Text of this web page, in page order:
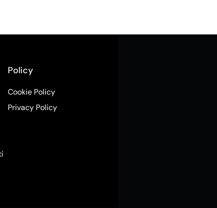
Policy
Cookie Policy
Privacy Policy